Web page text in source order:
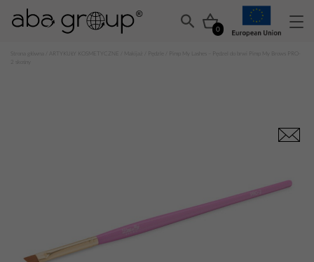
0
ARTYKUŁY KOSMETYCZNE Makijaż Pędzle
/ Pimp My Lashes – Pędzel do brwi Pimp My Brows PRO-